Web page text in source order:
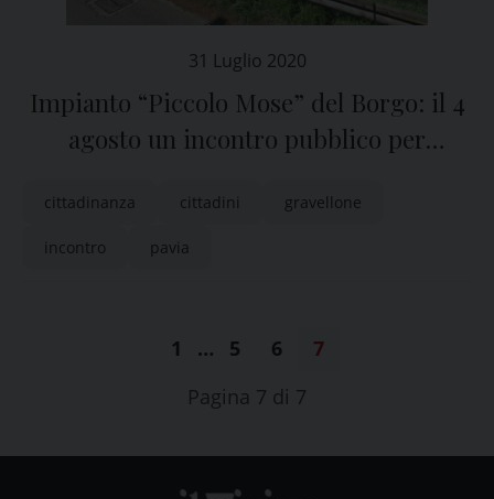
31 Luglio 2020
Impianto “Piccolo Mose” del Borgo: il 4
agosto un incontro pubblico per
cittadinanza cittadini gravellone
incontro pavia
1 … 5 6
7
Pagina 7 di 7